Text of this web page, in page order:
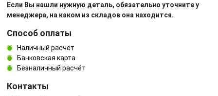
Если Вы нашли нужную деталь, обязательно уточните у
менеджера, на каком из складов она находится.
Способ оплаты
Наличный расчёт
Банковская карта
Безналичный расчёт
Контакты